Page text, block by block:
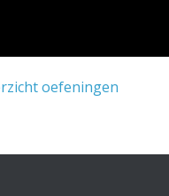
oefeningen